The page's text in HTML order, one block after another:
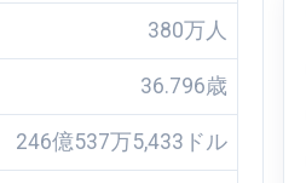
380万人
36.796歳
246億537万5,433ドル